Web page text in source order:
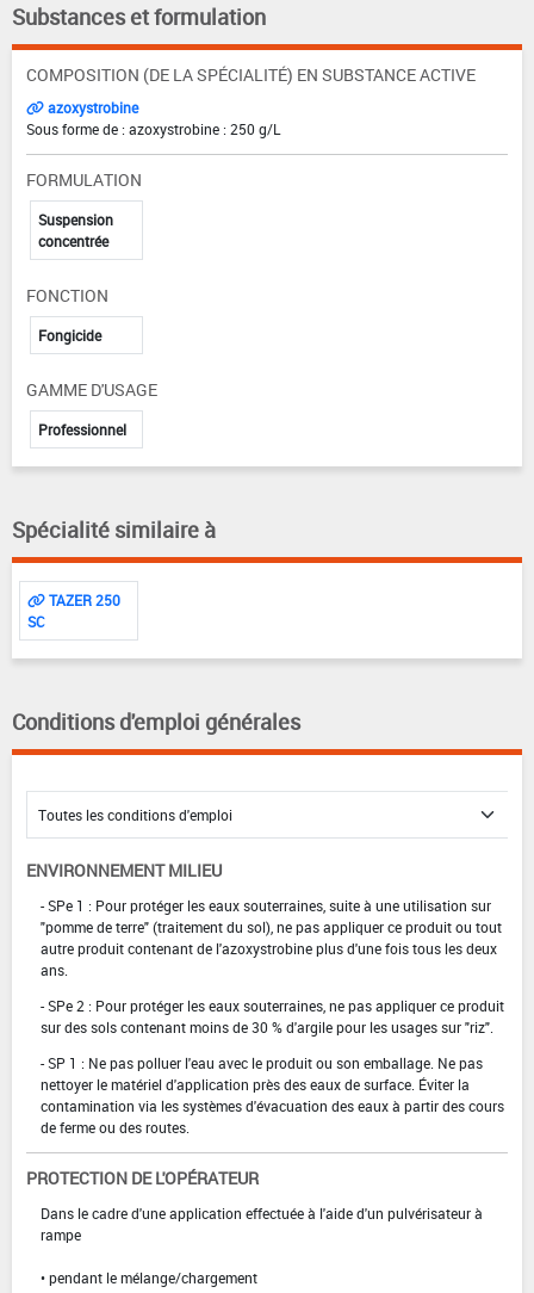
Substances et formulation
COMPOSITION (DE LA SPÉCIALITÉ) EN SUBSTANCE ACTIVE
azoxystrobine
Sous forme de : azoxystrobine : 250 g/L
FORMULATION
Suspension
concentrée
FONCTION
Fongicide
GAMME D'USAGE
Professionnel
Spécialité similaire à
TAZER 250
SC
Conditions d'emploi générales
ENVIRONNEMENT MILIEU
- SPe 1 : Pour protéger les eaux souterraines, suite à une utilisation sur
"pomme de terre" (traitement du sol), ne pas appliquer ce produit ou tout
autre produit contenant de l'azoxystrobine plus d'une fois tous les deux
ans.
- SPe 2 : Pour protéger les eaux souterraines, ne pas appliquer ce produit
sur des sols contenant moins de 30 % d'argile pour les usages sur "riz".
- SP 1 : Ne pas polluer l'eau avec le produit ou son emballage. Ne pas
nettoyer le matériel d'application près des eaux de surface. Éviter la
contamination via les systèmes d'évacuation des eaux à partir des cours
de ferme ou des routes.
PROTECTION DE L'OPÉRATEUR
Dans le cadre d'une application effectuée à l'aide d'un pulvérisateur à
rampe
• pendant le mélange/chargement